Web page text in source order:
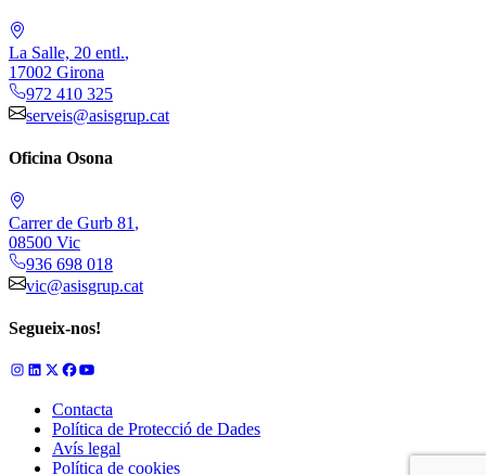
La Salle, 20 entl.,
17002 Girona
972 410 325
serveis@asisgrup.cat
Oficina Osona
Carrer de Gurb 81 ,
08500 Vic
936 698 018
vic@asisgrup.cat
Segueix-nos!
Contacta
Política de Protecció de Dades
Avís legal
Política de cookies